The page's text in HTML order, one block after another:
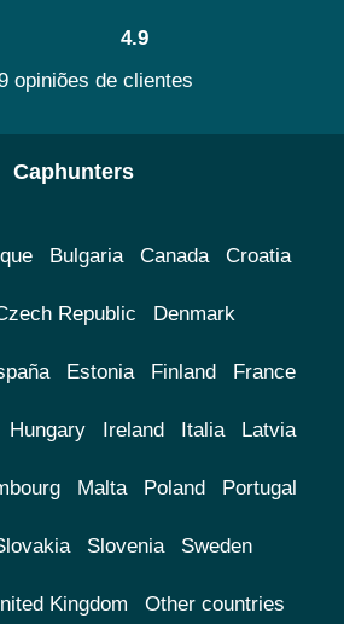
4.9
opiniões de clientes
Caphunters
Bulgaria Canada Croatia
Republic Denmark
Estonia Finland France
Hungary Ireland Italia Latvia
Malta Poland Portugal
Slovenia Sweden
Kingdom Other countries